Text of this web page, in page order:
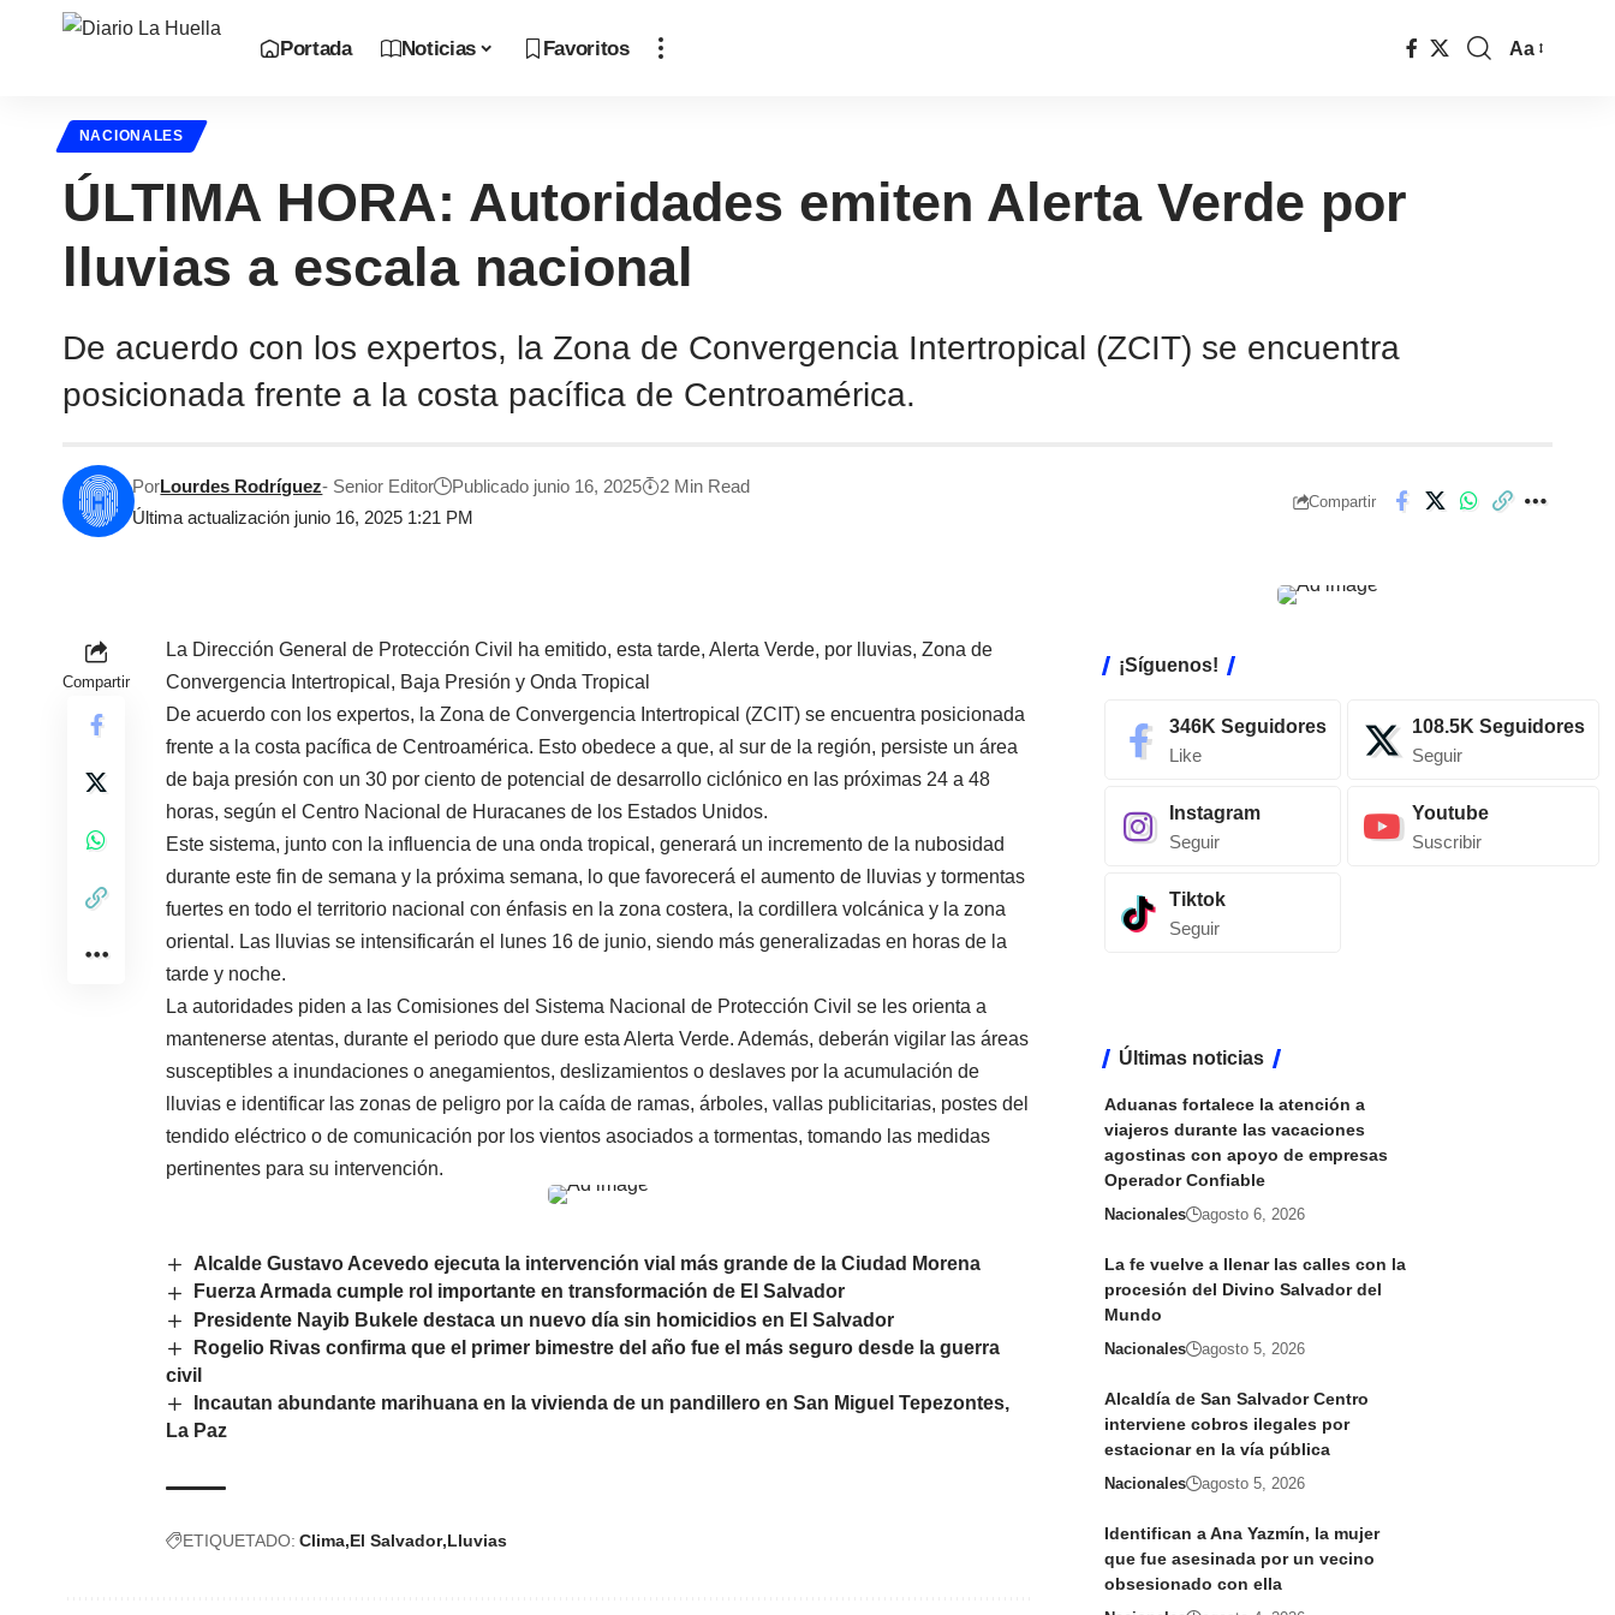
Portada Noticias Favoritos Aa
NACIONALES
ÚLTIMA HORA: Autoridades emiten Alerta Verde por
lluvias a escala nacional
De acuerdo con los expertos, la Zona de Convergencia Intertropical (ZCIT) se encuentra
posicionada frente a la costa pacífica de Centroamérica.
Última actualización junio 16, 2025 1:21 PM
PorLourdes Rodríguez- Senior Editor Publicado junio 16, 2025 2 Min Read
Compartir
Compartir
La Dirección General de Protección Civil ha emitido, esta tarde, Alerta Verde, por lluvias, Zona de
Convergencia Intertropical, Baja Presión y Onda Tropical
De acuerdo con los expertos, la Zona de Convergencia Intertropical (ZCIT) se encuentra posicionada
frente a la costa pacífica de Centroamérica. Esto obedece a que, al sur de la región, persiste un área
de baja presión con un 30 por ciento de potencial de desarrollo ciclónico en las próximas 24 a 48
horas, según el Centro Nacional de Huracanes de los Estados Unidos.
Este sistema, junto con la influencia de una onda tropical, generará un incremento de la nubosidad
durante este fin de semana y la próxima semana, lo que favorecerá el aumento de lluvias y tormentas
fuertes en todo el territorio nacional con énfasis en la zona costera, la cordillera volcánica y la zona
oriental. Las lluvias se intensificarán el lunes 16 de junio, siendo más generalizadas en horas de la
tarde y noche.
La autoridades piden a las Comisiones del Sistema Nacional de Protección Civil se les orienta a
mantenerse atentas, durante el periodo que dure esta Alerta Verde. Además, deberán vigilar las áreas
susceptibles a inundaciones o anegamientos, deslizamientos o deslaves por la acumulación de
lluvias e identificar las zonas de peligro por la caída de ramas, árboles, vallas publicitarias, postes del
tendido eléctrico o de comunicación por los vientos asociados a tormentas, tomando las medidas
pertinentes para su intervención.
Alcalde Gustavo Acevedo ejecuta la intervención vial más grande de la Ciudad Morena
Fuerza Armada cumple rol importante en transformación de El Salvador
Presidente Nayib Bukele destaca un nuevo día sin homicidios en El Salvador
Rogelio Rivas confirma que el primer bimestre del año fue el más seguro desde la guerra
civil
Incautan abundante marihuana en la vivienda de un pandillero en San Miguel Tepezontes,
La Paz
ETIQUETADO: Clima El Salvador Lluvias
¡Síguenos!
346K Seguidores
Like
108.5K Seguidores
Seguir
Instagram
Seguir
Youtube
Suscribir
Tiktok
Seguir
Últimas noticias
Aduanas fortalece la atención a
viajeros durante las vacaciones
agostinas con apoyo de empresas
Operador Confiable
Nacionales agosto 6, 2026
La fe vuelve a llenar las calles con la
procesión del Divino Salvador del
Mundo
Nacionales agosto 5, 2026
Alcaldía de San Salvador Centro
interviene cobros ilegales por
estacionar en la vía pública
Nacionales agosto 5, 2026
Identifican a Ana Yazmín, la mujer
que fue asesinada por un vecino
obsesionado con ella